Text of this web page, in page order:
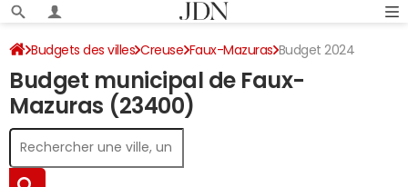
Budgets des villes Creuse Faux-Mazuras Budget 2024
Budget municipal de Faux-
Mazuras (23400)